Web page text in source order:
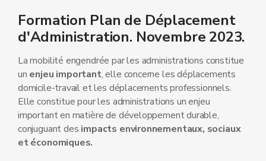
Formation Plan de Déplacement
d'Administration. Novembre 2023.
La mobilité engendrée par les administrations constitue
un enjeu important, elle concerne les déplacements
domicile-travail et les déplacements professionnels.
Elle constitue pour les administrations un enjeu
important en matière de développement durable,
conjuguant des impacts environnementaux, sociaux
et économiques.